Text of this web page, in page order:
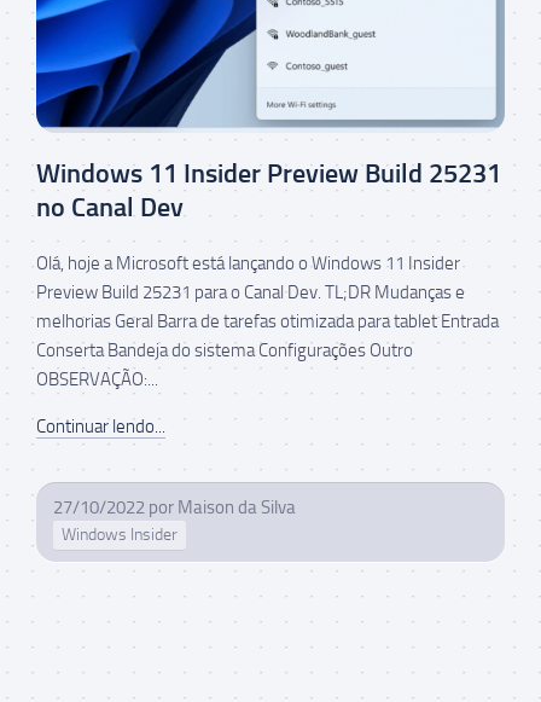
Windows 11 Insider Preview Build 25231
no Canal Dev
Olá, hoje a Microsoft está lançando o Windows 11 Insider
Preview Build 25231 para o Canal Dev. TL;DR Mudanças e
melhorias Geral Barra de tarefas otimizada para tablet Entrada
Conserta Bandeja do sistema Configurações Outro
OBSERVAÇÃO:...
Continuar lendo...
27/10/2022 por Maison da Silva
Windows Insider